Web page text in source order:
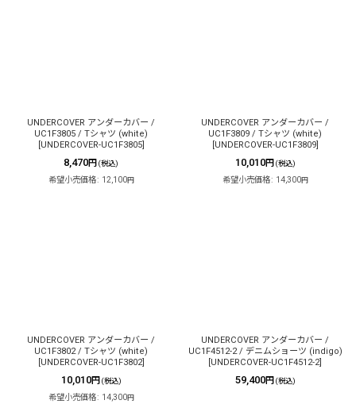
UNDERCOVER アンダーカバー /
UC1F3805 / Tシャツ (white)
UNDERCOVER-UC1F3805]
8,470円 (税込)
希望小売価格: 12,100円
UNDERCOVER アンダーカバー /
UC1F3809 / Tシャツ (white)
UNDERCOVER-UC1F3809]
10,010円 (税込)
希望小売価格: 14,300円
UNDERCOVER アンダーカバー /
UC1F3802 / Tシャツ (white)
UNDERCOVER-UC1F3802]
10,010円 (税込)
希望小売価格: 14,300円
UNDERCOVER アンダーカバー /
UC1F4512-2 / デニムショーツ (indigo)
UNDERCOVER-UC1F4512-2]
59,400円 (税込)